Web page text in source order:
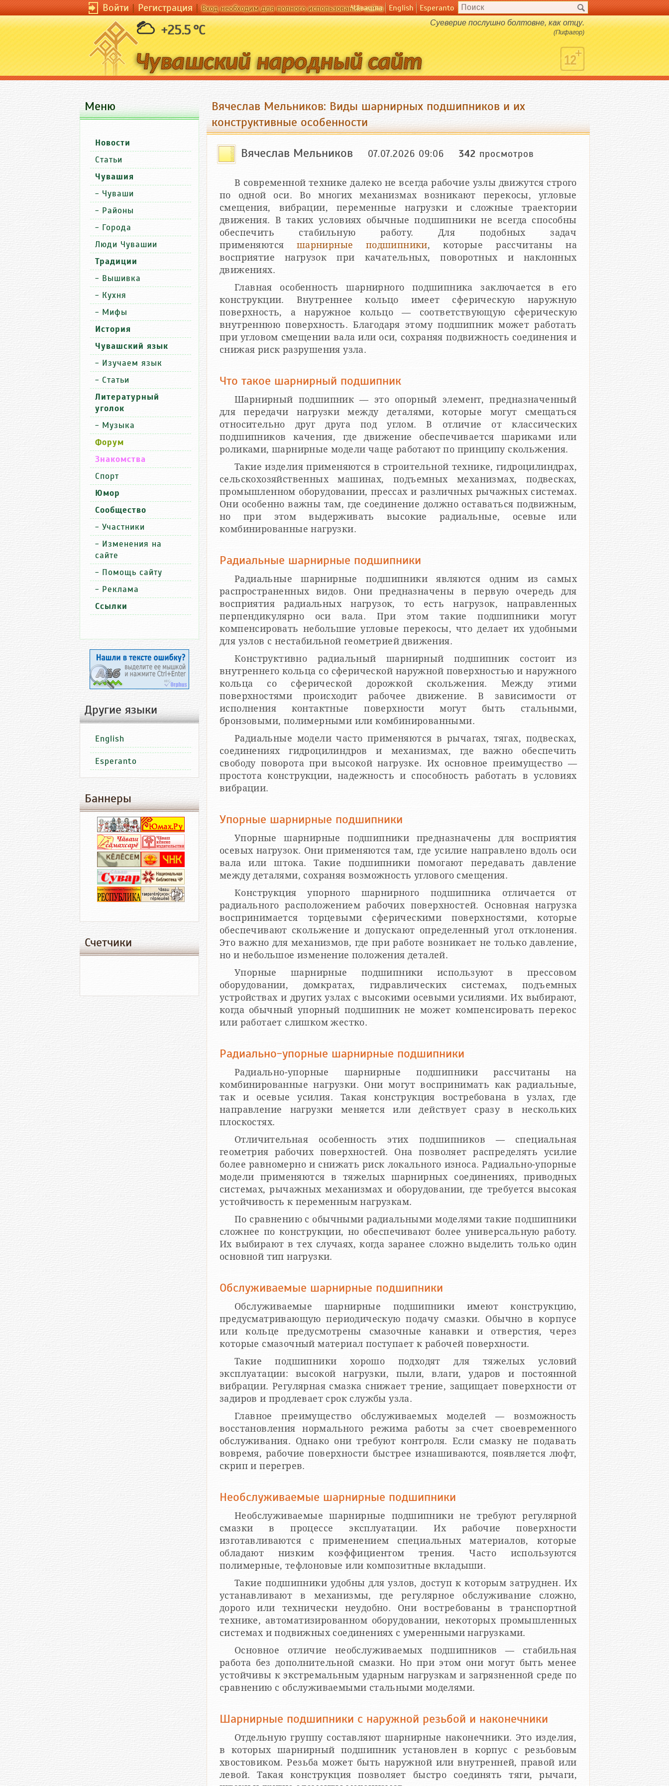
Войти|Регистрация|Вход необходим для полного использования сайта
Чӑвашла English Esperanto
+25.5 °C Суеверие послушно болтовне, как отцу.
(Пифагор)
Вячеслав Мельников: Виды шарнирных подшипников и их
конструктивные особенности
Вячеслав Мельников 07.07.2026 09:06 342 просмотров
В современной технике далеко не всегда рабочие узлы движутся строго
по одной оси. Во многих механизмах возникают перекосы, угловые
смещения, вибрации, переменные нагрузки и сложные траектории
движения. В таких условиях обычные подшипники не всегда способны
обеспечить стабильную работу. Для подобных задач
применяются шарнирные подшипники, которые рассчитаны на
восприятие нагрузок при качательных, поворотных и наклонных
движениях.
Главная особенность шарнирного подшипника заключается в его
конструкции. Внутреннее кольцо имеет сферическую наружную
поверхность, а наружное кольцо — соответствующую сферическую
внутреннюю поверхность. Благодаря этому подшипник может работать
при угловом смещении вала или оси, сохраняя подвижность соединения и
снижая риск разрушения узла.
Что такое шарнирный подшипник
Шарнирный подшипник — это опорный элемент, предназначенный
для передачи нагрузки между деталями, которые могут смещаться
относительно друг друга под углом. В отличие от классических
подшипников качения, где движение обеспечивается шариками или
роликами, шарнирные модели чаще работают по принципу скольжения.
Такие изделия применяются в строительной технике, гидроцилиндрах,
сельскохозяйственных машинах, подъемных механизмах, подвесках,
промышленном оборудовании, прессах и различных рычажных системах.
Они особенно важны там, где соединение должно оставаться подвижным,
но при этом выдерживать высокие радиальные, осевые или
комбинированные нагрузки.
Радиальные шарнирные подшипники
Радиальные шарнирные подшипники являются одним из самых
распространенных видов. Они предназначены в первую очередь для
восприятия радиальных нагрузок, то есть нагрузок, направленных
перпендикулярно оси вала. При этом такие подшипники могут
компенсировать небольшие угловые перекосы, что делает их удобными
для узлов с нестабильной геометрией движения.
Конструктивно радиальный шарнирный подшипник состоит из
внутреннего кольца со сферической наружной поверхностью и наружного
кольца со сферической дорожкой скольжения. Между этими
поверхностями происходит рабочее движение. В зависимости от
исполнения контактные поверхности могут быть стальными,
бронзовыми, полимерными или комбинированными.
Радиальные модели часто применяются в рычагах, тягах, подвесках,
соединениях гидроцилиндров и механизмах, где важно обеспечить
свободу поворота при высокой нагрузке. Их основное преимущество —
простота конструкции, надежность и способность работать в условиях
вибрации.
Упорные шарнирные подшипники
Упорные шарнирные подшипники предназначены для восприятия
осевых нагрузок. Они применяются там, где усилие направлено вдоль оси
вала или штока. Такие подшипники помогают передавать давление
между деталями, сохраняя возможность углового смещения.
Конструкция упорного шарнирного подшипника отличается от
радиального расположением рабочих поверхностей. Основная нагрузка
воспринимается торцевыми сферическими поверхностями, которые
обеспечивают скольжение и допускают определенный угол отклонения.
Это важно для механизмов, где при работе возникает не только давление,
но и небольшое изменение положения деталей.
Упорные шарнирные подшипники используют в прессовом
оборудовании, домкратах, гидравлических системах, подъемных
устройствах и других узлах с высокими осевыми усилиями. Их выбирают,
когда обычный упорный подшипник не может компенсировать перекос
или работает слишком жестко.
Радиально-упорные шарнирные подшипники
Радиально-упорные шарнирные подшипники рассчитаны на
комбинированные нагрузки. Они могут воспринимать как радиальные,
так и осевые усилия. Такая конструкция востребована в узлах, где
направление нагрузки меняется или действует сразу в нескольких
плоскостях.
Отличительная особенность этих подшипников — специальная
геометрия рабочих поверхностей. Она позволяет распределять усилие
более равномерно и снижать риск локального износа. Радиально-упорные
модели применяются в тяжелых шарнирных соединениях, приводных
системах, рычажных механизмах и оборудовании, где требуется высокая
устойчивость к переменным нагрузкам.
По сравнению с обычными радиальными моделями такие подшипники
сложнее по конструкции, но обеспечивают более универсальную работу.
Их выбирают в тех случаях, когда заранее сложно выделить только один
основной тип нагрузки.
Обслуживаемые шарнирные подшипники
Обслуживаемые шарнирные подшипники имеют конструкцию,
предусматривающую периодическую подачу смазки. Обычно в корпусе
или кольце предусмотрены смазочные канавки и отверстия, через
которые смазочный материал поступает к рабочей поверхности.
Такие подшипники хорошо подходят для тяжелых условий
эксплуатации: высокой нагрузки, пыли, влаги, ударов и постоянной
вибрации. Регулярная смазка снижает трение, защищает поверхности от
задиров и продлевает срок службы узла.
Главное преимущество обслуживаемых моделей — возможность
восстановления нормального режима работы за счет своевременного
обслуживания. Однако они требуют контроля. Если смазку не подавать
вовремя, рабочие поверхности быстрее изнашиваются, появляется люфт,
скрип и перегрев.
Необслуживаемые шарнирные подшипники
Необслуживаемые шарнирные подшипники не требуют регулярной
смазки в процессе эксплуатации. Их рабочие поверхности
изготавливаются с применением специальных материалов, которые
обладают низким коэффициентом трения. Часто используются
полимерные, тефлоновые или композитные вкладыши.
Такие подшипники удобны для узлов, доступ к которым затруднен. Их
устанавливают в механизмы, где регулярное обслуживание сложно,
дорого или технически неудобно. Они востребованы в транспортной
технике, автоматизированном оборудовании, некоторых промышленных
системах и подвижных соединениях с умеренными нагрузками.
Основное отличие необслуживаемых подшипников — стабильная
работа без дополнительной смазки. Но при этом они могут быть менее
устойчивы к экстремальным ударным нагрузкам и загрязненной среде по
сравнению с обслуживаемыми стальными моделями.
Шарнирные подшипники с наружной резьбой и наконечники
Отдельную группу составляют шарнирные наконечники. Это изделия,
в которых шарнирный подшипник установлен в корпус с резьбовым
хвостовиком. Резьба может быть наружной или внутренней, правой или
левой. Такая конструкция позволяет быстро соединять тяги, рычаги,
Меню
Новости
Статьи
Чувашия
- Чуваши
- Районы
- Города
Люди Чувашии
Традиции
- Вышивка
- Кухня
- Мифы
История
Чувашский язык
- Изучаем язык
- Статьи
Литературный
уголок
- Музыка
Форум
Знакомства
Спорт
Юмор
Сообщество
- Участники
- Изменения на
сайте
- Помощь сайту
- Реклама
Ссылки
Другие языки
English
Esperanto
Баннеры
Счетчики